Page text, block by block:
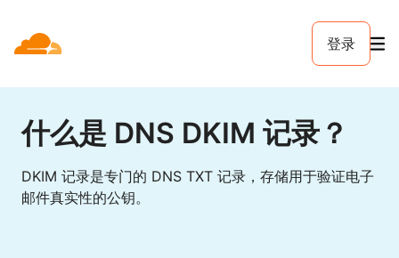
登录
什么是 DNS DKIM 记录？
DKIM 记录是专门的 DNS TXT 记录，存储用于验证电子
邮件真实性的公钥。